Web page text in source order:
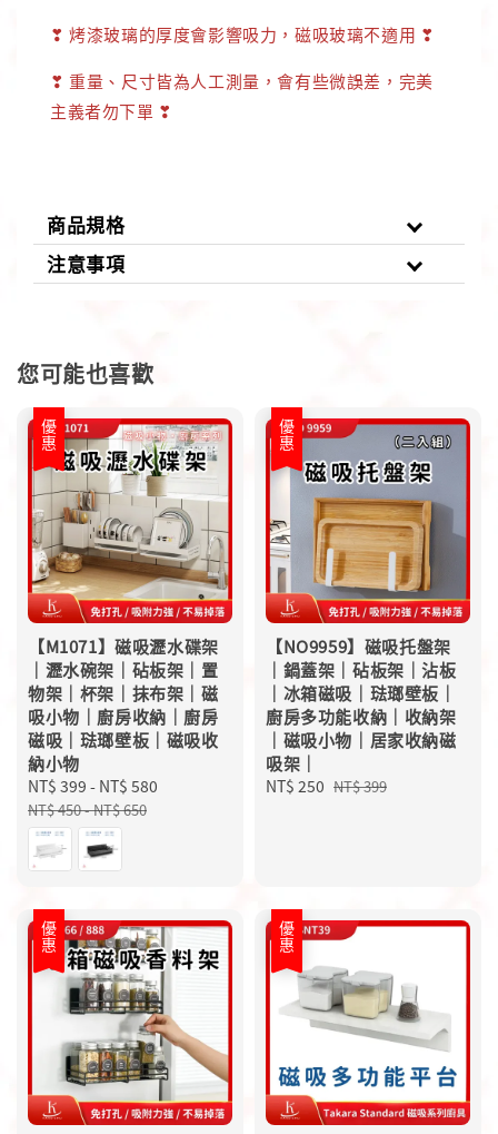
❣烤漆玻璃的厚度會影響吸力，磁吸玻璃不適用 ❣
❣ 重量、尺寸皆為人工測量，會有些微誤差，完美
主義者勿下單 ❣
商品規格
注意事項
您可能也喜歡
優惠
【M1071】磁吸瀝水碟架
｜瀝水碗架｜砧板架｜置
物架｜杯架｜抹布架｜磁
吸小物｜廚房收納｜廚房
磁吸｜琺瑯壁板｜磁吸收
納小物
Sale
price
NT$ 399 - NT$ 580
NT$ 450-NT$ 650
優惠
【NO9959】磁吸托盤架
｜鍋蓋架｜砧板架｜沾板
｜冰箱磁吸｜琺瑯壁板｜
廚房多功能收納｜收納架
｜磁吸小物｜居家收納磁
吸架｜
Sale
NT$ 250 Regular
NT$ 399
優惠 優惠